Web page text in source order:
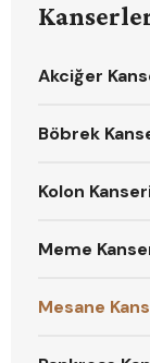
Akciğer
Böbrek
Kolon
Meme
Mesane